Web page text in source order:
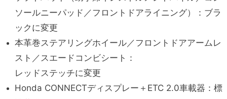
ソールニーパッド／フロントドアライニング）：ブラ
ックに変更
本革巻ステアリングホイール／フロントドアアームレ
スト／スエードコンビシート：
レッドステッチに変更
Honda CONNECTディスプレー＋ETC 2.0車載器：標